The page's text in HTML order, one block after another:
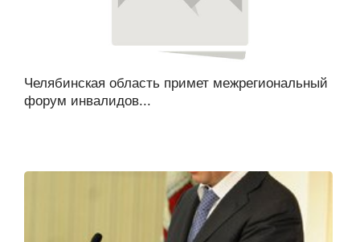
Челябинская область примет межрегиональный
форум инвалидов...